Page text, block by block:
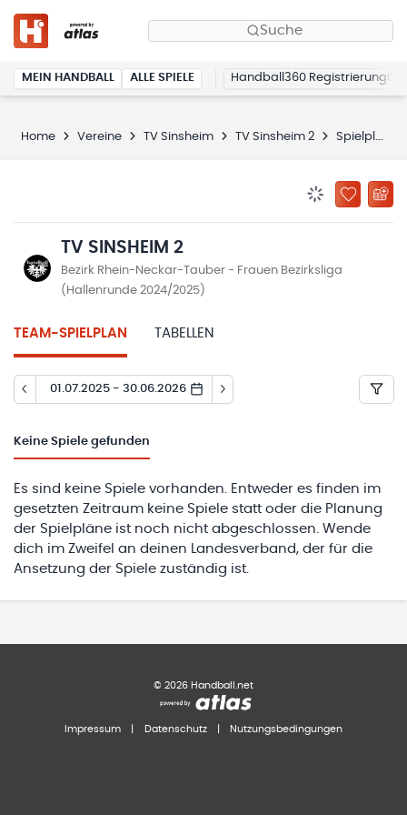
Suche
MEIN HANDBALL ALLE SPIELE Handball360 Registrierung
Home Vereine TV Sinsheim TV Sinsheim 2 Spielplan
ZU
TV SINSHEIM 2
Bezirk Rhein-Neckar-Tauber - Frauen Bezirksliga
(Hallenrunde 2024/2025)
TEAM-SPIELPLAN TABELLEN
01.07.2025 - 30.06.2026
Keine Spiele gefunden
Es sind keine Spiele vorhanden. Entweder es finden im
gesetzten Zeitraum keine Spiele statt oder die Planung
der Spielpläne ist noch nicht abgeschlossen. Wende
dich im Zweifel an deinen Landesverband, der für die
Ansetzung der Spiele zuständig ist.
© 2026 Handball.net
Impressum Datenschutz Nutzungsbedingungen